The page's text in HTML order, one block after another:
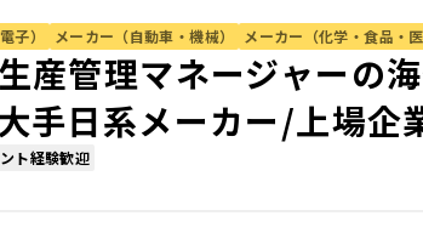
子） メーカー（自動車・機械） メーカー（化学・食品・医
産管理マネージャーの
手日系メーカー/上場企
ト経験歓迎